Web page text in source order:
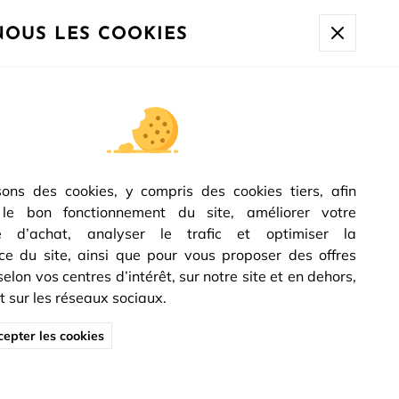
Collection Design
CAPRI
5-
9001974
€ TTC
Dont éco-participation : 0.03
24/48h Paiement en plusieurs fois Garantie 5 ans
Zamak massif : haut de gamme
poignées + carré + vis + 2 rosaces + 2 fourreaux
satin/nickel
pour porte de 30 à 50mm
de rappel, assure une grande stabilité
LES COOKIES
des cookies, y compris des cookies tiers, afin
le bon fonctionnement du site, améliorer votre
d’achat, analyser le trafic et optimiser la
du site, ainsi que pour vous proposer des offres
vos centres d’intérêt, sur notre site et en dehors,
sur les réseaux sociaux.
les cookies